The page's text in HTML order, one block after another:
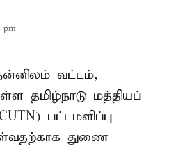
pm
வட்டம்,
தமிழ்நாடு மத்தியப்
பட்டமளிப்பு
துணை